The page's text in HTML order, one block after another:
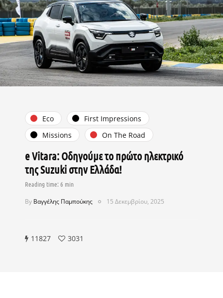
Eco
First Impressions
Missions
On The Road
e Vitara: Οδηγούμε το πρώτο ηλεκτρικό
της Suzuki στην Ελλάδα!
By Βαγγέλης Παμπούκης 15 Δεκεμβρίου, 2025
11827 3031